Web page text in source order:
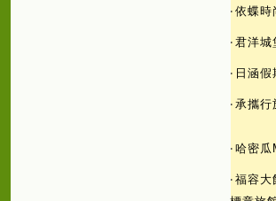
‧依蝶時
‧君洋城
‧ 日涵假
‧承攜行
‧哈密瓜
‧福容大